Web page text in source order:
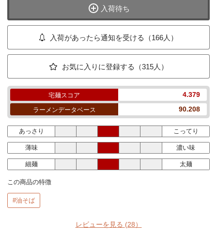
入荷待ち
入荷があったら通知を受ける（166人）
お気に入りに登録する（315人）
宅麺スコア 4.379
ラーメンデータベース 90.208
あっさり こってり
薄味 濃い味
細麺 太麺
この商品の特徴
#油そば
レビューを見る (28）